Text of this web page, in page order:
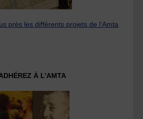
près les différents projets de l’Amta
À L’AMTA